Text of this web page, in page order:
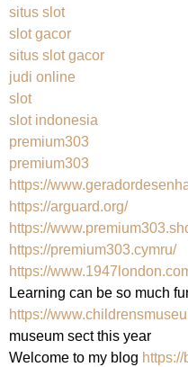
situs slot
slot gacor
situs slot gacor
judi online
slot
slot indonesia
premium303
premium303
https://
https://arguard.org/
https://
https://premium303.cymru/
https://
https://
museum sect this year
Welcome to my blog